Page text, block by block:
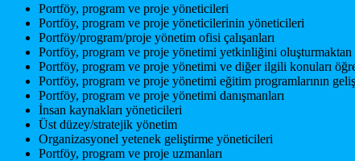
Portföy, program ve proje yöneticileri
Portföy, program ve proje yöneticilerinin yöneticileri
Portföy/program/proje yönetim ofisi çalışanları
Portföy, program ve proje yönetimi yetkinliğini
Portföy, program ve proje yönetimi ve diğer ilgili konuları
Portföy, program ve proje yönetimi eğitim programlarının
Portföy, program ve proje yönetimi danışmanları
İnsan kaynakları yöneticileri
Üst düzey/stratejik yönetim
Organizasyonel yetenek geliştirme yöneticileri
Portföy, program ve proje uzmanları